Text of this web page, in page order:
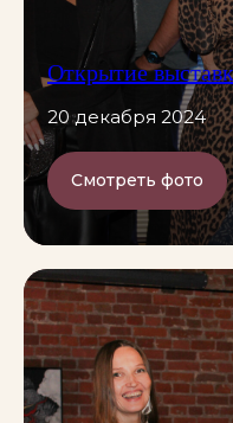
Открытие
20 декабря 2024
Смотреть фото